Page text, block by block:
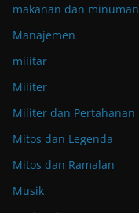
makanan dan minuman
Manajemen
militar
Militer
Militer dan Pertahanan
Mitos dan Legenda
Mitos dan Ramalan
Musik